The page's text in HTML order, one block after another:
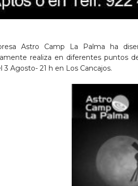
Astro Camp La Palma ha
realiza en diferentes puntos
3 Agosto- 21 h en Los Cancajos.